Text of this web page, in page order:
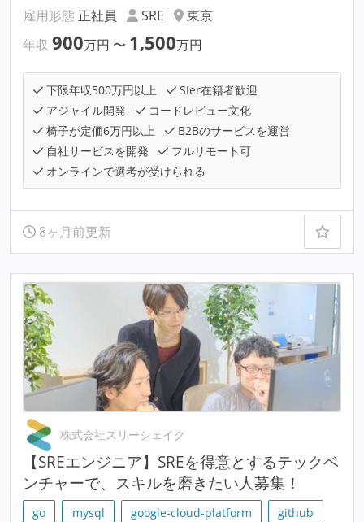
雇用形態 正社員 SRE
東京
年収 900万円 〜 1,500万円
下限年収500万円以上
SIer在籍者歓迎
アジャイル開発
コードレビュー文化
椅子が定価6万円以上
B2Bのサービスを運営
自社サービスを開発
フルリモート可
オンラインで選考が受けられる
8ヶ月前更新
株式会社スリーシェイク
【SREエンジニア】SREを得意とするテックベ
ンチャーで、スキルを磨きたい人募集！
go mysql google-cloud-platform
github